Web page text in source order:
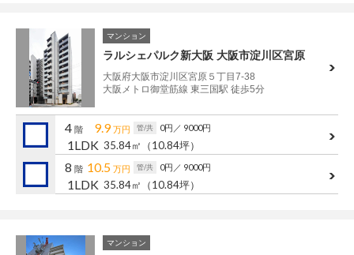
マンション
ラルシェパルク新大阪 大阪市淀川区宮原
大阪府大阪市淀川区宮原５丁目7-38
大阪メトロ御堂筋線 東三国駅 徒歩5分
4 階 9.9万円 管/共 0円 ／ 9000円
1LDK 35.84㎡ （10.84坪）
8 階 10.5 万円 管/共 0円 ／ 9000円
1LDK 35.84㎡ （10.84坪）
マンション